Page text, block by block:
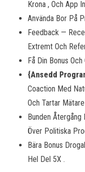
Krona , Och App
Använda Bor På
Feedback —
Extremt Och
Få Din Bonus
{Ansedd
Coaction Med
Och Tartar
Bunden Återgång
Över Politiska
Bära Bonus
Hel Del 5X .